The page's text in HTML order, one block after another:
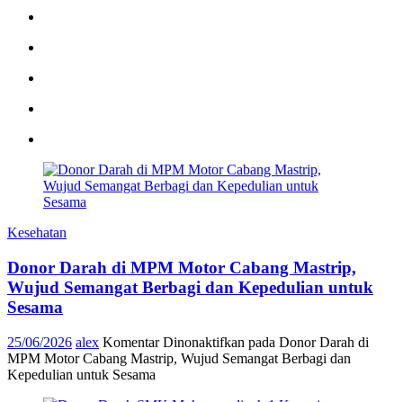
Kesehatan
Donor Darah di MPM Motor Cabang Mastrip,
Wujud Semangat Berbagi dan Kepedulian untuk
Sesama
25/06/2026 alex Komentar Dinonaktifkan pada Donor Darah di
MPM Motor Cabang Mastrip, Wujud Semangat Berbagi dan
Kepedulian untuk Sesama